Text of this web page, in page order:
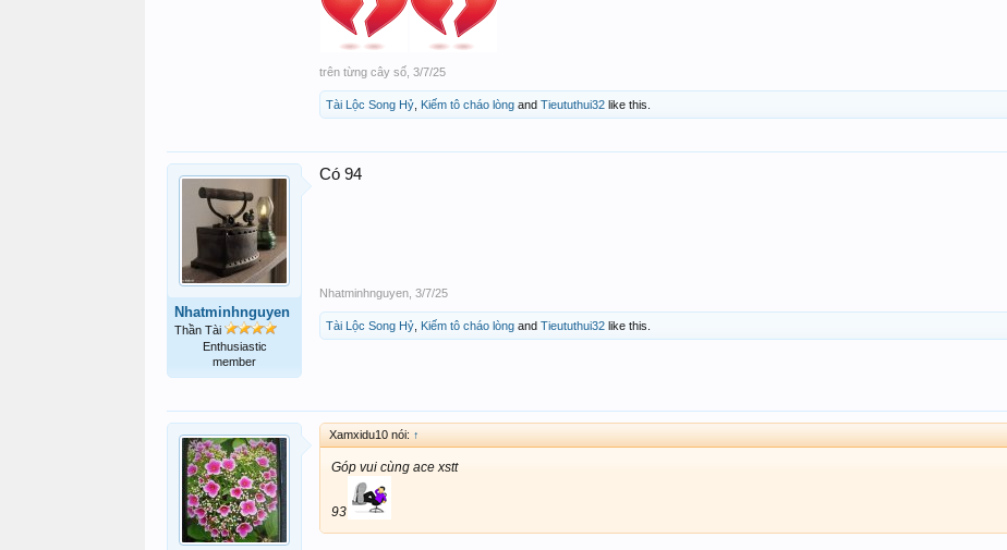
trên từng cây số 3/7/25
Tài Lộc Song Hỷ Kiếm tô cháo lòng and Tieututhui32 like this.
Nhatminhnguyen
Thần Tài
Enthusiastic
member
Có 94
Nhatminhnguyen 3/7/25
Tài Lộc Song Hỷ Kiếm tô cháo lòng and Tieututhui32 like this.
Xamxidu10 nói: ↑
Góp vui cùng ace xstt
93